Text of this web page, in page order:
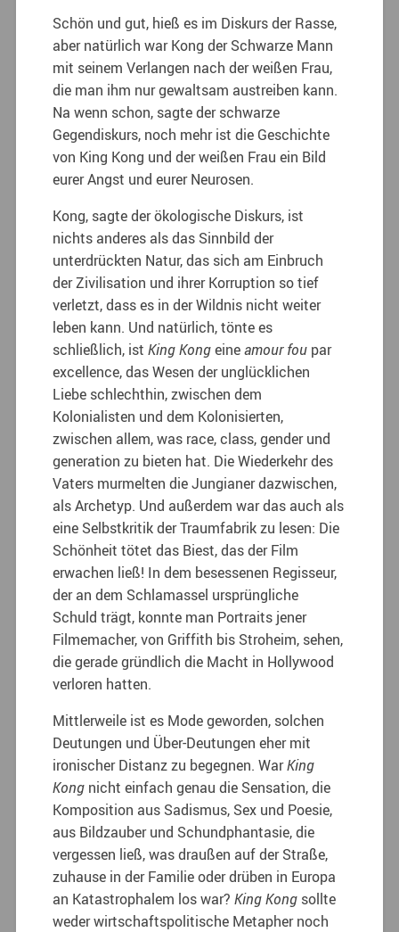
Schön und gut, hieß es im Diskurs der Rasse,
aber natürlich war Kong der Schwarze Mann
mit seinem Verlangen nach der weißen Frau,
die man ihm nur gewaltsam austreiben kann.
Na wenn schon, sagte der schwarze
Gegendiskurs, noch mehr ist die Geschichte
von King Kong und der weißen Frau ein Bild
eurer Angst und eurer Neurosen.
Kong, sagte der ökologische Diskurs, ist
nichts anderes als das Sinnbild der
unterdrückten Natur, das sich am Einbruch
der Zivilisation und ihrer Korruption so tief
verletzt, dass es in der Wildnis nicht weiter
leben kann. Und natürlich, tönte es
schließlich, istKing Kongeineamour fou par
excellence, das Wesen der unglücklichen
Liebe schlechthin, zwischen dem
Kolonialisten und dem Kolonisierten,
zwischen allem, was race, class, gender und
generation zu bieten hat. Die Wiederkehr des
Vaters murmelten die Jungianer dazwischen,
als Archetyp. Und außerdem war das auch als
eine Selbstkritik der Traumfabrik zu lesen: Die
Schönheit tötet das Biest, das der Film
erwachen ließ! In dem besessenen Regisseur,
der an dem Schlamassel ursprüngliche
Schuld trägt, konnte man Portraits jener
Filmemacher, von Griffith bis Stroheim, sehen,
die gerade gründlich die Macht in Hollywood
verloren hatten.
Mittlerweile ist es Mode geworden, solchen
Deutungen und Über-Deutungen eher mit
ironischer Distanz zu begegnen. WarKing
Kong nicht einfach genau die Sensation, die
Komposition aus Sadismus, Sex und Poesie,
aus Bildzauber und Schundphantasie, die
vergessen ließ, was draußen auf der Straße,
zuhause in der Familie oder drüben in Europa
an Katastrophalem los war?King Kong sollte
weder wirtschaftspolitische Metapher noch